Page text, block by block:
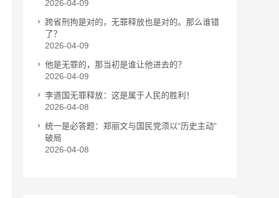
2026-04-09
跨省刑拘是对的，无罪释放也是对的。那么谁错
了？
2026-04-09
他是无罪的，那当初是谁让他进去的？
2026-04-09
李道国无罪释放：这是属于人民的胜利！
2026-04-08
统一是必答题：郑丽文与国民党须以“历史主动”
破局
2026-04-08